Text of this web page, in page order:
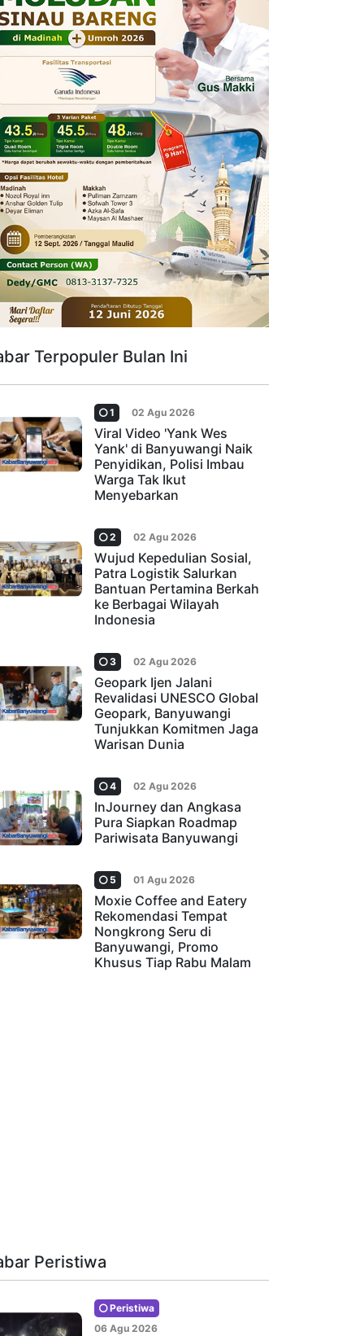
Terpopuler Bulan Ini
1 02 Agu 2026
Viral Video 'Yank Wes
Yank' di Banyuwangi Naik
Penyidikan, Polisi Imbau
Warga Tak Ikut
Menyebarkan
2 02 Agu 2026
Wujud Kepedulian Sosial,
Patra Logistik Salurkan
Bantuan Pertamina Berkah
ke Berbagai Wilayah
Indonesia
3 02 Agu 2026
Geopark Ijen Jalani
Revalidasi UNESCO Global
Geopark, Banyuwangi
Tunjukkan Komitmen Jaga
Warisan Dunia
4 02 Agu 2026
InJourney dan Angkasa
Pura Siapkan Roadmap
Pariwisata Banyuwangi
5 01 Agu 2026
Moxie Coffee and Eatery
Rekomendasi Tempat
Nongkrong Seru di
Banyuwangi, Promo
Khusus Tiap Rabu Malam
Peristiwa
Peristiwa
06 Agu 2026